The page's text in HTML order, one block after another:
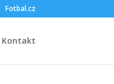
Fotbal.cz
Kontakt